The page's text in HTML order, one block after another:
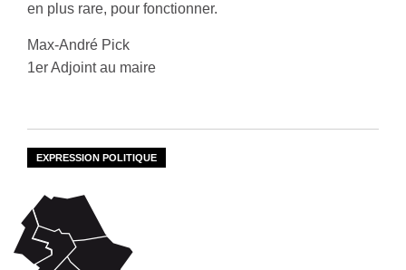
en plus rare, pour fonctionner.
Max-André Pick
1er Adjoint au maire
EXPRESSION POLITIQUE